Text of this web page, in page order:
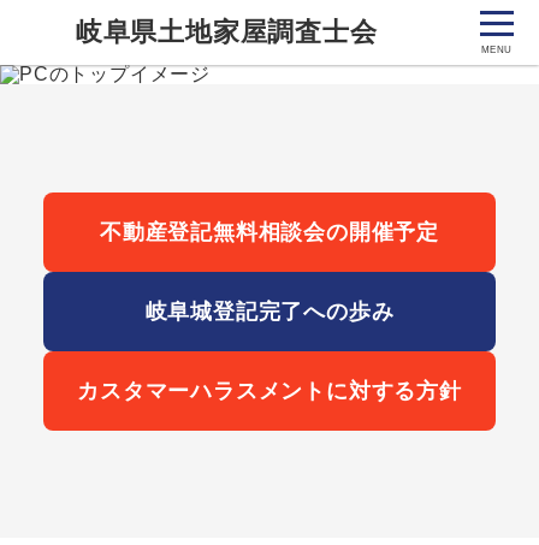
岐阜県土地家屋調査士会
不動産登記無料相談会の開催予定
岐阜城登記完了への歩み
カスタマーハラスメントに対する方針